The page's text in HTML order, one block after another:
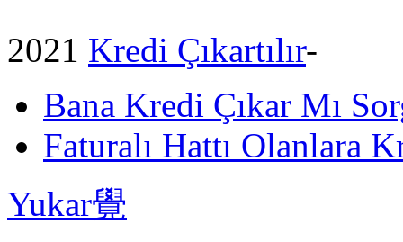
2021 Kredi Çıkartılır-
Bana Kredi Çıkar Mı
Faturalı Hattı Olanlara
Yukar覺